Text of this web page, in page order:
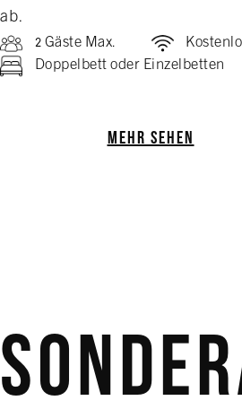
ab.
2 Gäste Max.
Doppelbett oder Einzelbetten
MEHR SEHEN